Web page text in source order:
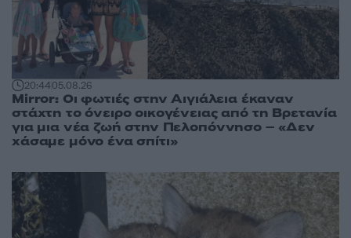
20:4405.08.26
Mirror: Οι φωτιές στην Αιγιάλεια έκαναν
στάχτη το όνειρο οικογένειας από τη Βρετανία
για μια νέα ζωή στην Πελοπόννησο – «Δεν
χάσαμε μόνο ένα σπίτι»